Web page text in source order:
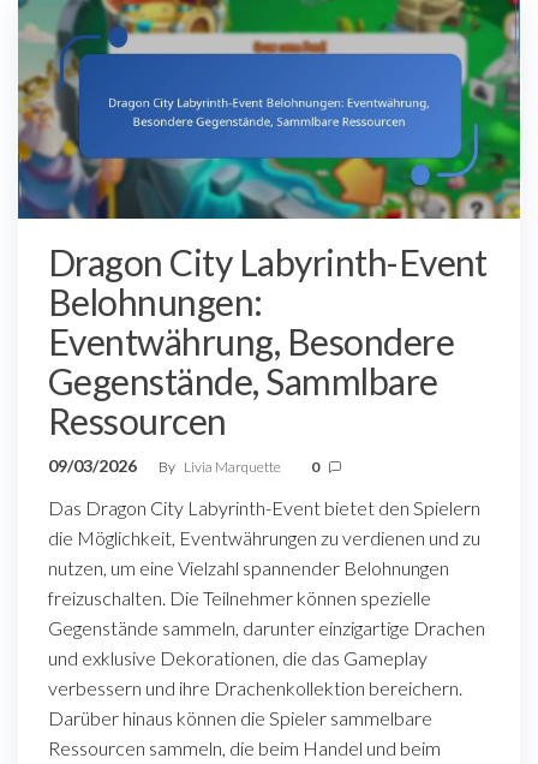
Dragon City Labyrinth-Event
Belohnungen:
Eventwährung, Besondere
Gegenstände, Sammlbare
Ressourcen
09/03/2026 By Livia Marquette 0
Das Dragon City Labyrinth-Event bietet den Spielern
die Möglichkeit, Eventwährungen zu verdienen und zu
nutzen, um eine Vielzahl spannender Belohnungen
freizuschalten. Die Teilnehmer können spezielle
Gegenstände sammeln, darunter einzigartige Drachen
und exklusive Dekorationen, die das Gameplay
verbessern und ihre Drachenkollektion bereichern.
Darüber hinaus können die Spieler sammelbare
Ressourcen sammeln, die beim Handel und beim